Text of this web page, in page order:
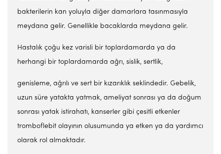
bakterilerin kan yoluyla diğer damarlara tasınmasıyla
meydana gelir. Genellikle bacaklarda meydana gelir.
Hastalık çoğu kez varisli bir toplardamarda ya da
herhangi bir toplardamarda ağrı, sislik, sertlik,
genisleme, ağrılı ve sert bir kızarıklık seklindedir. Gebelik,
uzun süre yatakta yatmak, ameliyat sonrası ya da doğum
sonrası yatak istirahatı, kanserler gibi çesitli etkenler
tromboflebit olayının olusumunda ya etken ya da yardımcı
olarak rol almaktadır.